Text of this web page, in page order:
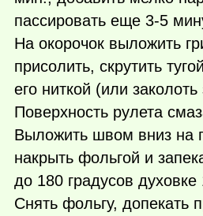
пассировать еще 3-5
На окорочок выложить
присолить, скрутить
его ниткой (или
Поверхность рулета
Выложить швом вниз на
накрыть фольгой и
до 180 градусов духовке
Снять фольгу, допекать